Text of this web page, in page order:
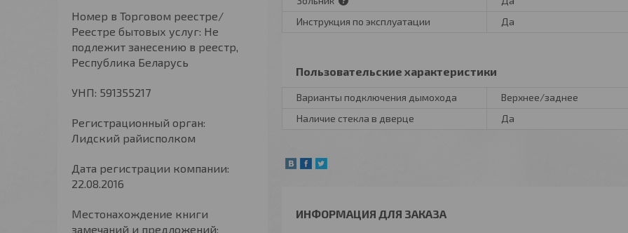
Инструкция по эксплуатации
Да
Пользовательские характеристики
Варианты подключения дымохода
Верхнее/заднее
Наличие стекла в дверце
Да
ИНФОРМАЦИЯ ДЛЯ ЗАКАЗА
Номер в Торговом реестре/
Реестре бытовых услуг: Не
подлежит занесению в реестр,
Республика Беларусь
УНП: 591355217
Регистрационный орган:
Лидский райисполком
Дата регистрации компании:
22.08.2016
Местонахождение книги
замечаний и предложений: